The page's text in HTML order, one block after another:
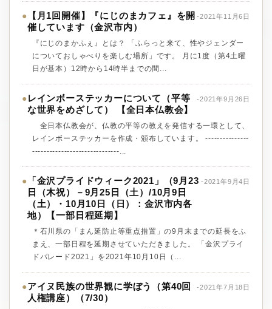
●
【月1回開催】『にじのまカフェ』を開
催しています（金沢市内）
-2021年11月6日
『にじのまかふぇ』とは？ 「ふらっと来て、性やジェンダー
についておしゃべりを楽しむ場所」です。 月に1度（第4土曜
日が基本）12時から14時半までの間...
● レインボーステッカーについて（平等
な世界をめざして） 【全日本仏教会】
-2021年9月26日
全日本仏教会が、仏教の平等の教えを発信する一環として、
レインボーステッカーを作成・頒布しています。 ---------------
------------------------------...
●
「金沢プライドウィーク2021」（9月23
日（木祝）－9月25日（土）/10月9日
（土）・10月10日（日）：金沢市内各
地）【一部日程延期】
-2021年9月4日
＊石川県の「まん延防止等重点措置」の9月末までの延長をふ
まえ、一部日程を延期させていただきました。 「金沢プライ
ドパレード2021」を2021年10月10日（...
●アイヌ民族の世界観に学ぼう（第40回
人権講座）（7/30）
-2021年7月18日